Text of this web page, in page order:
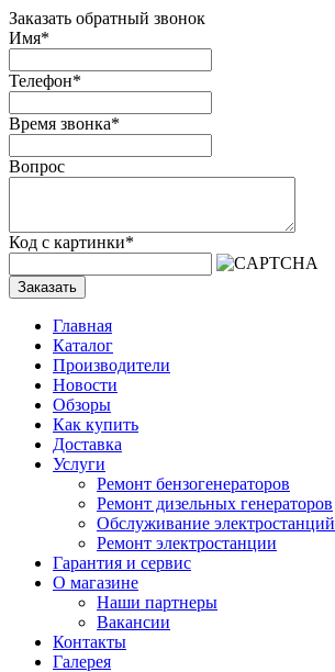
Заказать обратный звонок
Имя*
Телефон*
Время звонка*
Вопрос
Код с картинки*
Заказать
Главная
Каталог
Производители
Новости
Обзоры
Как купить
Доставка
Услуги
Ремонт бензогенераторов
Ремонт дизельных генераторов
Обслуживание электростанций
Ремонт электростанции
Гарантия и сервис
О магазине
Наши партнеры
Вакансии
Контакты
Галерея